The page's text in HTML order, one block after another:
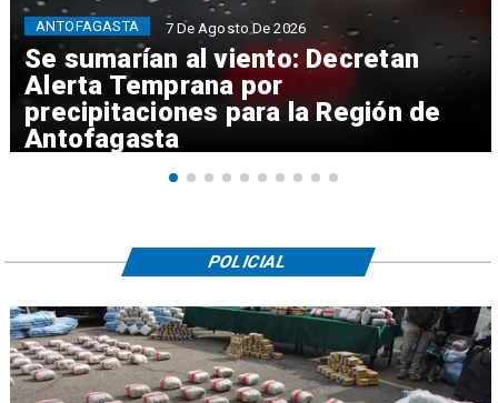
Se sumarían al viento: Decretan
Alerta Temprana por
precipitaciones para la Región de
Antofagasta
ANTOFAGASTA 7 De Agosto De 2026
POLICIAL